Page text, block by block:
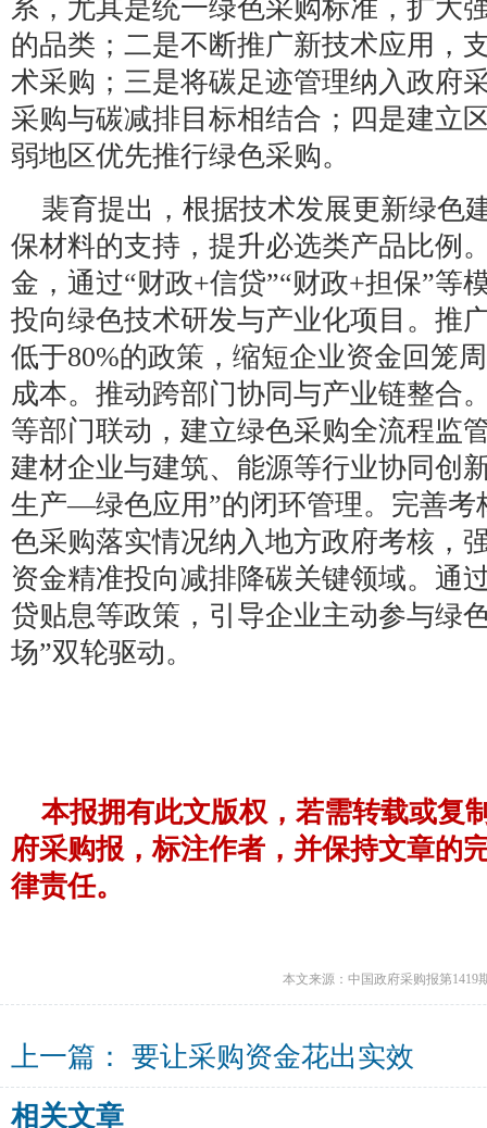
系，尤其是统一绿色采购标准，扩大
的品类；二是不断推广新技术应用，
术采购；三是将碳足迹管理纳入政府
采购与碳减排目标相结合；四是建立
弱地区优先推行绿色采购。
裴育提出，根据技术发展更新绿色
保材料的支持，提升必选类产品比例
金，通过“财政+信贷”“财政+担保”等
投向绿色技术研发与产业化项目。推
低于80%的政策，缩短企业资金回笼
成本。推动跨部门协同与产业链整合
等部门联动，建立绿色采购全流程监
建材企业与建筑、能源等行业协同创
生产—绿色应用”的闭环管理。完善考
色采购落实情况纳入地方政府考核，
资金精准投向减排降碳关键领域。通
贷贴息等政策，引导企业主动参与绿
场”双轮驱动。
本报拥有此文版权，若需转载或复
府采购报，标注作者，并保持文章的
律责任。
本文来源：中国政府采购报第1419
上一篇： 要让采购资金花出实效
相关文章